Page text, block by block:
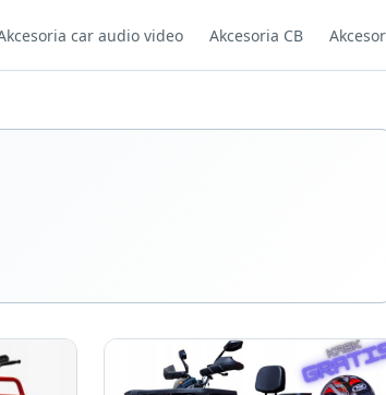
car audio video Akcesoria CB